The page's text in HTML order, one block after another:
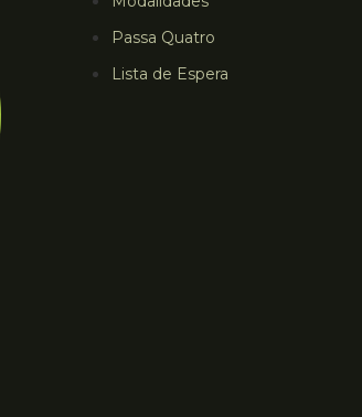
Passa Quatro
Lista de Espera